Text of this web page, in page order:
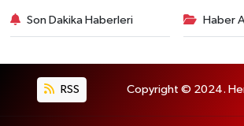
Son Dakika Haberleri Haber
RSS Copyright © 2024. Her